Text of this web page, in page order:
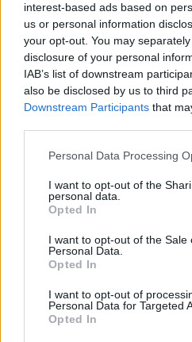
interest-based ads based on
us or personal information
your opt-out. You may
disclosure of your personal
IAB’s list of downstream
also be disclosed by us to third
Downstream Participants that
Please note that this website/
not limited to your visit or usage
grant or deny consent to Google
use your data for below
consent section.
Personal Data Processing
I want to opt-out of the
personal data.
Opted In
I want to opt-out of the Sale
Personal Data.
Opted In
I want to opt-out of
Personal Data for Targeted
Opted In
Continua a leggere
EVENTI E AGENDA
Mondovì e Ceva Ospitano la